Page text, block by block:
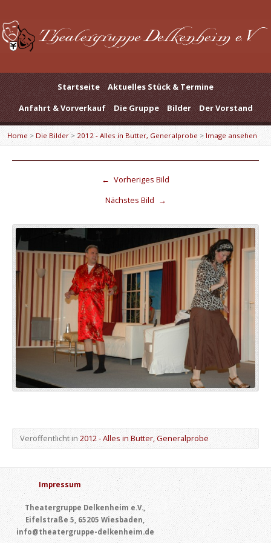
Startseite
Aktuelles Stück & Termine
Anfahrt & Vorverkauf
Die Gruppe Bilder Der Vorstand
Home > Die Bilder> 2012 - Alles in Butter, Generalprobe >Image ansehen
← Vorheriges Bild
Nächstes Bild →
Veröffentlicht in2012 - Alles in Butter, Generalprobe
Impressum
Theatergruppe Delkenheim e.V.,
Eifelstraße 5, 65205 Wiesbaden,
info@theatergruppe-delkenheim.de